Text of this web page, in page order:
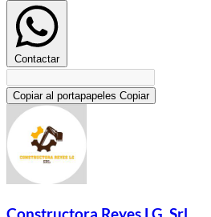
Contactar
Copiar al portapapeles Copiar